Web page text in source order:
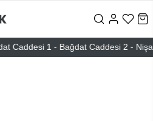
1 - Bağdat Caddesi 2 -